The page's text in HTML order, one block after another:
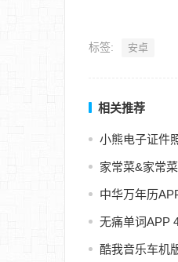
标签: 安卓
相关推荐
小熊电子证件
家常菜&家常
中华万年历
无痛单词APP
酷我音乐车机